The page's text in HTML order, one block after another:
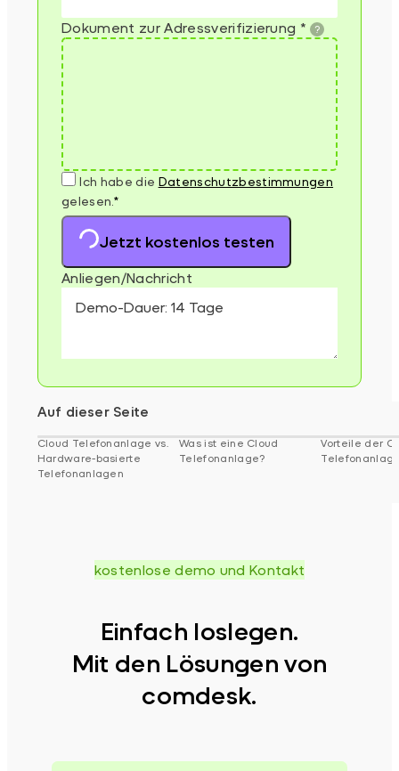
Dokument zur Adressverifizierung *
Ich habe die Datenschutz­bestimmungen
gelesen. *
Jetzt kostenlos testen
Anliegen/Nachricht
Auf dieser Seite
Cloud Telefonanlage vs.
Hardware-basierte
Telefonanlagen
Was ist eine Cloud
Telefonanlage?
Vorteile der
kostenlose demo und Kontakt
Einfach loslegen.
Mit den Lösungen von
comdesk.